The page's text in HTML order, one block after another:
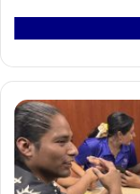
I
J
U
V